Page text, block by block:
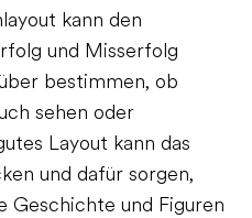
kann den
und Misserfolg
bestimmen, ob
sehen oder
Layout kann das
und dafür sorgen,
Geschichte und Figuren